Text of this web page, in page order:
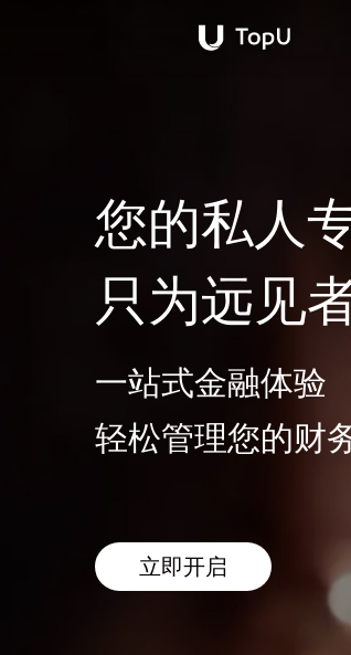
您的私人
只为远见
一站式金融体验
轻松管理您的财
立即开启